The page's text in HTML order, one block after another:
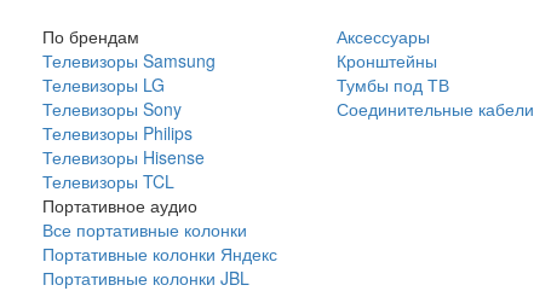
По брендам
Телевизоры Samsung
Телевизоры LG
Телевизоры Sony
Телевизоры Philips
Телевизоры Hisense
Телевизоры TCL
Портативное аудио
Все портативные колонки
Портативные колонки Яндекс
Портативные колонки JBL
Аксессуары
Кронштейны
Тумбы под ТВ
Соединительные кабели